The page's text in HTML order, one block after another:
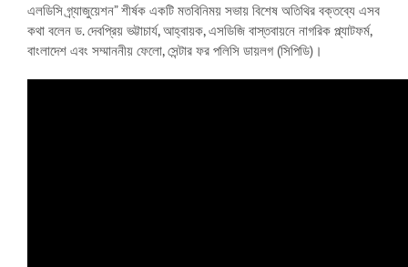
এলডিসি গ্র্যাজুয়েশন” শীর্ষক একটি মতবিনিময় সভায় বিশেষ অতিথির বক্তব্যে এসব
কথা বলেন ড. দেবপ্রিয় ভট্টাচার্য, আহ্বায়ক, এসডিজি বাস্তবায়নে নাগরিক প্ল্যাটফর্ম,
বাংলাদেশ এবং সম্মাননীয় ফেলো, সেন্টার ফর পলিসি ডায়লগ (সিপিডি)।